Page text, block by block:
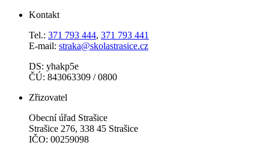
Kontakt
Tel.: 371 793 444, 371 793 441
E-mail: straka@skolastrasice.cz
DS: yhakp5e
ČÚ: 843063309 / 0800
Zřizovatel
Obecní úřad Strašice
Strašice 276, 338 45 Strašice
IČO: 00259098